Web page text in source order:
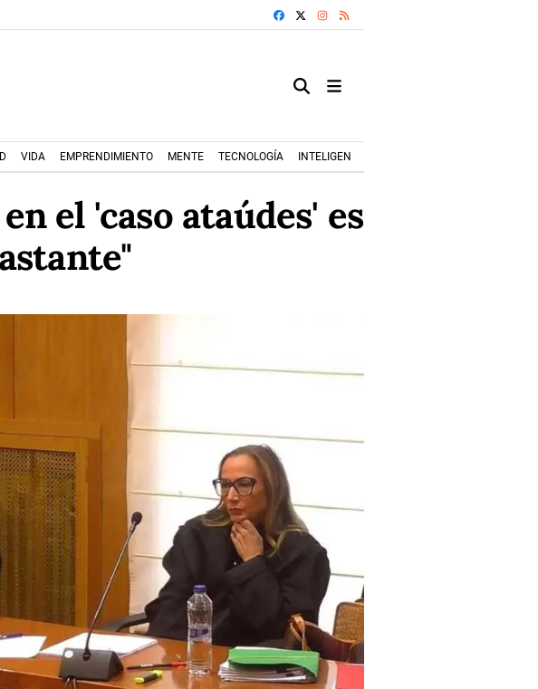
FACEBOOKINSTAGRAM
VIDA EMPRENDIMIENTO MENTE TECNOLOGÍA INTELIGENCIA ARTIFICIAL
el 'caso ataúdes' es